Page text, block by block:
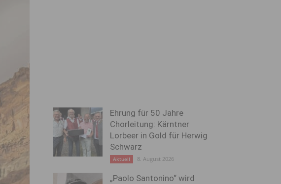
Ehrung für 50 Jahre
Chorleitung: Kärntner
Lorbeer in Gold für Herwig
Schwarz
Aktuell 8. August 2026
„Paolo Santonino“ wird